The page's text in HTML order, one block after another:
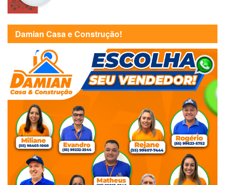
Damian Casa e Construção!